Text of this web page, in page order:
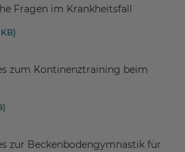
Fragen im Krankheitsfall
zum Kontinenztraining beim
zur Beckenbodengymnastik für